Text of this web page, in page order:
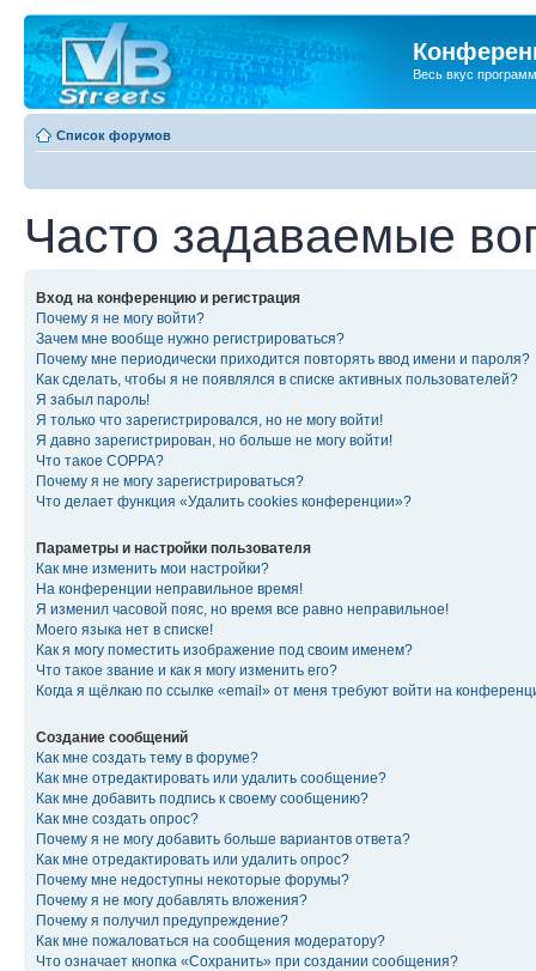
Весь вкус
Список форумов
Часто задаваемые
Вход на конференцию и регистрация
Почему я не могу войти?
Зачем мне вообще нужно регистрироваться?
Почему мне периодически приходится повторять ввод имени и пароля?
Как сделать, чтобы я не появлялся в списке активных пользователей?
Я забыл пароль!
Я только что зарегистрировался, но не могу войти!
Я давно зарегистрирован, но больше не могу войти!
Что такое COPPA?
Почему я не могу зарегистрироваться?
Что делает функция «Удалить cookies конференции»?
Параметры и настройки пользователя
Как мне изменить мои настройки?
На конференции неправильное время!
Я изменил часовой пояс, но время все равно неправильное!
Моего языка нет в списке!
Как я могу поместить изображение под своим именем?
Что такое звание и как я могу изменить его?
Когда я щёлкаю по ссылке «email» от меня требуют войти на
Создание сообщений
Как мне создать тему в форуме?
Как мне отредактировать или удалить сообщение?
Как мне добавить подпись к своему сообщению?
Как мне создать опрос?
Почему я не могу добавить больше вариантов ответа?
Как мне отредактировать или удалить опрос?
Почему мне недоступны некоторые форумы?
Почему я не могу добавлять вложения?
Почему я получил предупреждение?
Как мне пожаловаться на сообщения модератору?
Что означает кнопка «Сохранить» при создании сообщения?